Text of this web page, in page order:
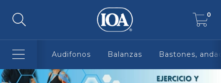
0
Audifonos Balanzas Bastones,